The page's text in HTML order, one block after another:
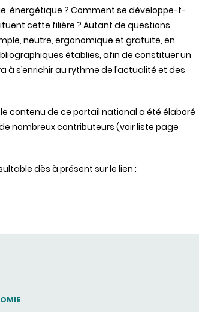
énergétique ? Comment se développe-t-
cette filière ? Autant de questions
neutre, ergonomique et gratuite, en
établies, afin de constituer un
s’enrichir au rythme de l’actualité et des
contenu de ce portail national a été élaboré
nombreux contributeurs (voir liste page
dès à présent sur le lien :